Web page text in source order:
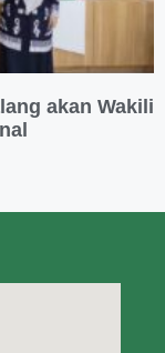
akan Wakili